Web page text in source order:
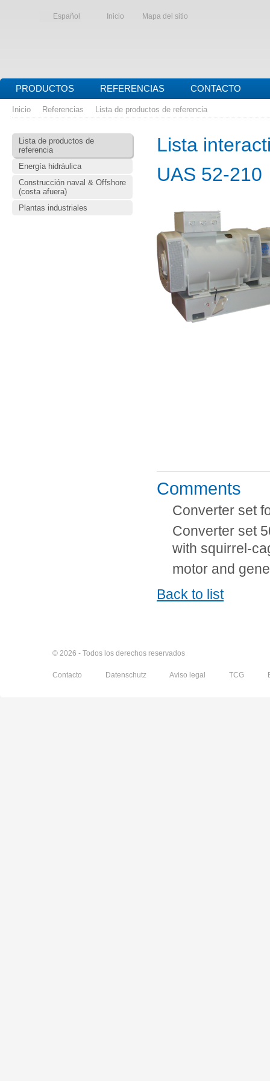
Español Inicio Mapa del sitio
PRODUCTOS REFERENCIAS CONTACTO
Inicio Referencias Lista de productos de referencia
Lista de productos de
referencia
Energía hidráulica
Construcción naval & Offshore
(costa afuera)
Plantas industriales
Lista
UAS 52-210
Comments
Converter set
Converter set
with squirrel-
motor and
Back to list
© 2026 - Todos los derechos reservados
Contacto Datenschutz Aviso legal TCG